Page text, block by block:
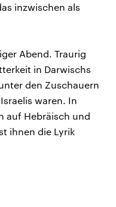
inzwischen als
Abend. Traurig
in Darwischs
den Zuschauern
waren. In
auf Hebräisch und
ihnen die Lyrik